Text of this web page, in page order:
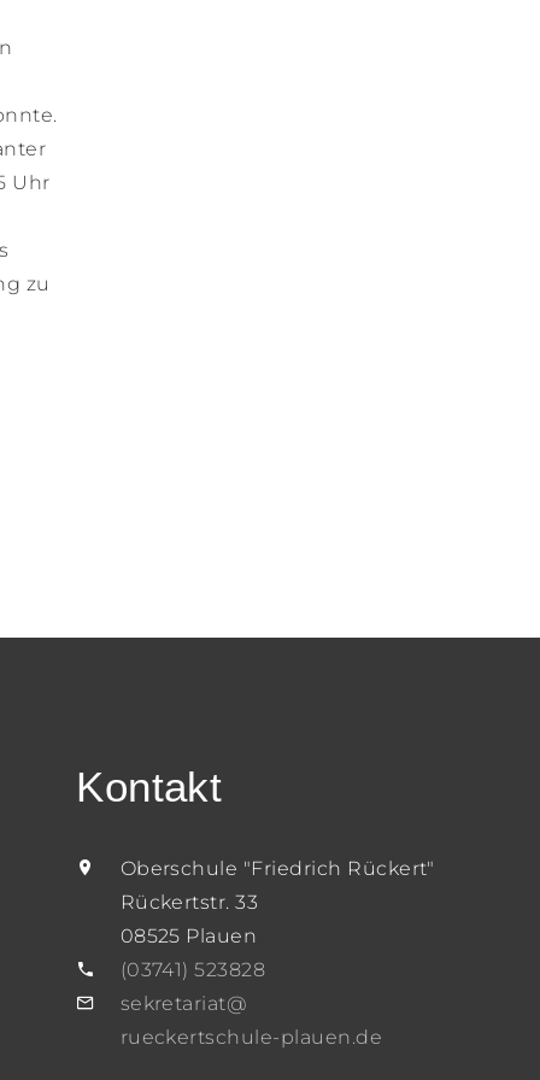
Uhr
zu
Kontakt
Oberschule "Friedrich Rückert"
Rückertstr. 33
08525 Plauen
(03741) 523828
sekretariat@
rueckertschule-plauen.de